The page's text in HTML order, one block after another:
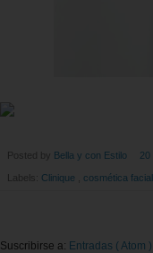
Posted by Bella y con Estilo 20
Labels: Clinique cosmética facial
Suscribirse a: Entradas ( Atom )